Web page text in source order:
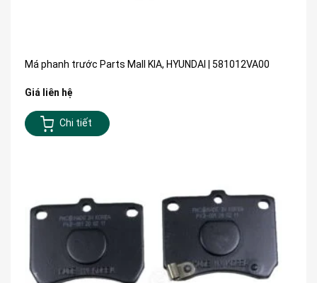
Má phanh trước Parts Mall KIA, HYUNDAI | 581012VA00
Giá liên hệ
Chi tiết